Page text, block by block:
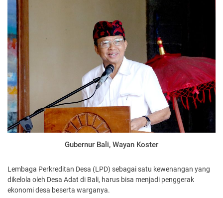
Gubernur Bali, Wayan Koster
Lembaga Perkreditan Desa (LPD) sebagai satu kewenangan yang
dikelola oleh Desa Adat di Bali, harus bisa menjadi penggerak
ekonomi desa beserta warganya.